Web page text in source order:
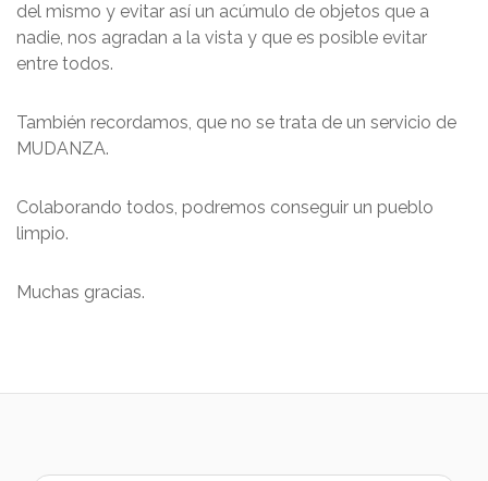
del mismo y evitar así un acúmulo de objetos que a
nadie, nos agradan a la vista y que es posible evitar
entre todos.
También recordamos, que no se trata de un servicio de
MUDANZA.
Colaborando todos, podremos conseguir un pueblo
limpio.
Muchas gracias.